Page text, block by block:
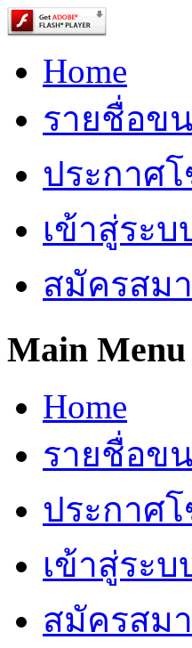
Home
รายชื่อข
ประกาศ
เข้าสู่ระบ
สมัครสม
Main Menu
Home
รายชื่อข
ประกาศ
เข้าสู่ระบ
สมัครสม